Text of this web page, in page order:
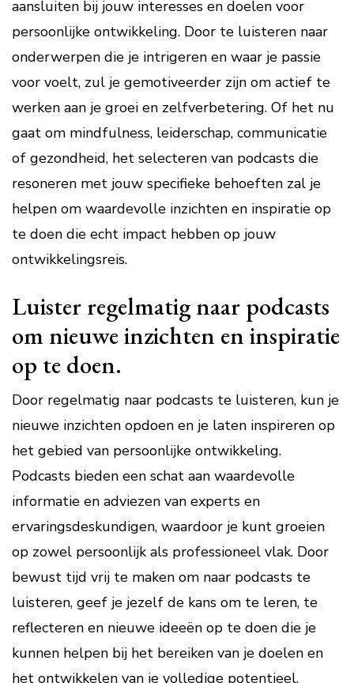
aansluiten bij jouw interesses en doelen voor
persoonlijke ontwikkeling. Door te luisteren naar
onderwerpen die je intrigeren en waar je passie
voor voelt, zul je gemotiveerder zijn om actief te
werken aan je groei en zelfverbetering. Of het nu
gaat om mindfulness, leiderschap, communicatie
of gezondheid, het selecteren van podcasts die
resoneren met jouw specifieke behoeften zal je
helpen om waardevolle inzichten en inspiratie op
te doen die echt impact hebben op jouw
ontwikkelingsreis.
Luister regelmatig naar podcasts
om nieuwe inzichten en inspiratie
op te doen.
Door regelmatig naar podcasts te luisteren, kun je
nieuwe inzichten opdoen en je laten inspireren op
het gebied van persoonlijke ontwikkeling.
Podcasts bieden een schat aan waardevolle
informatie en adviezen van experts en
ervaringsdeskundigen, waardoor je kunt groeien
op zowel persoonlijk als professioneel vlak. Door
bewust tijd vrij te maken om naar podcasts te
luisteren, geef je jezelf de kans om te leren, te
reflecteren en nieuwe ideeën op te doen die je
kunnen helpen bij het bereiken van je doelen en
het ontwikkelen van je volledige potentieel.